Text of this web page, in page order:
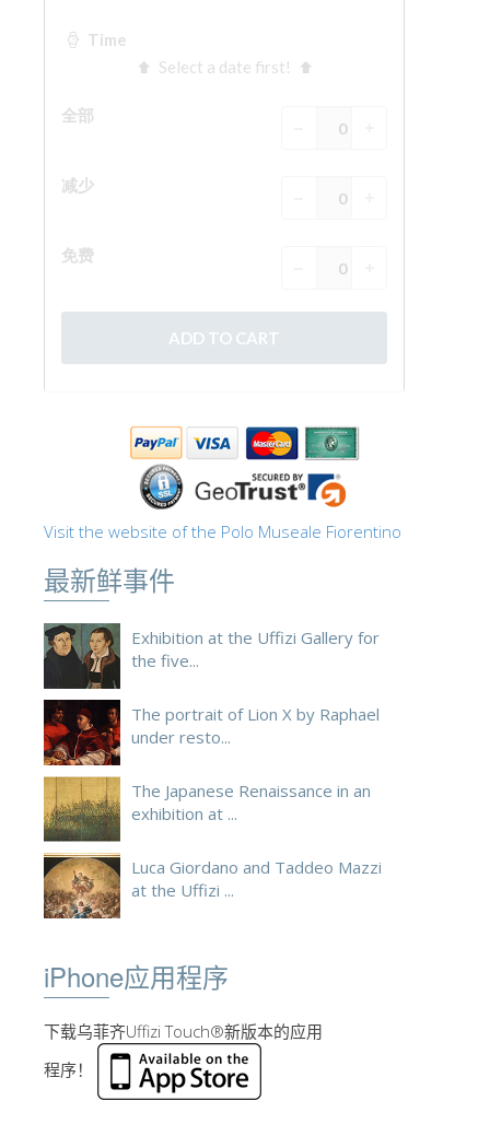
DEUTSCH
Visit the website of the Polo Museale Fiorentino
最新鲜事件
Exhibition at the Uffizi Gallery for
the five...
The portrait of Lion X by Raphael
under resto...
The Japanese Renaissance in an
exhibition at ...
Luca Giordano and Taddeo Mazzi
at the Uffizi ...
iPhone应用程序
下载乌菲齐Uffizi Touch®新版本的应用
程序！